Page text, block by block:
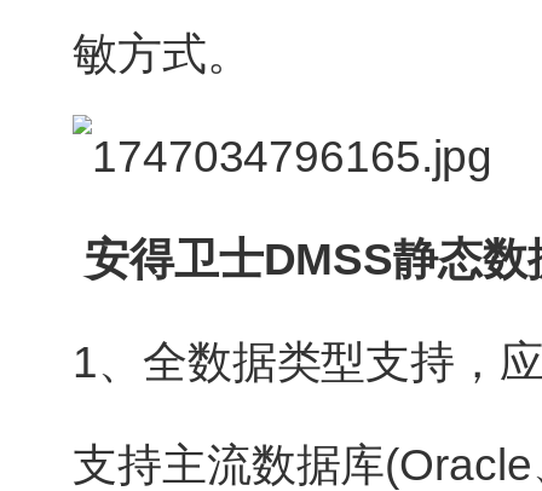
敏方式。
安得卫士DMSS静态
1、全数据类型支持，
支持主流数据库